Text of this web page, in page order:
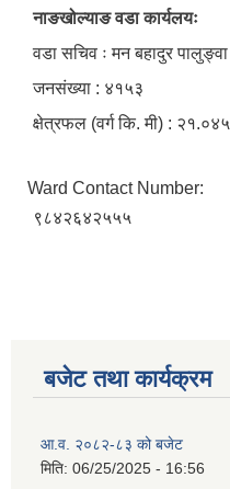
नाङखोल्याङ वडा कार्यलयः
वडा सचिव ः मन बहादुर पालुङ्वा
जनसंख्या : ४१५३
क्षेत्रफल (वर्ग कि. मी) : २१.०४५
Ward Contact Number:
९८४२६४२५५५
बजेट तथा कार्यक्रम
आ.व. २०८२-८३ को बजेट
मिति: 06/25/2025 - 16:56